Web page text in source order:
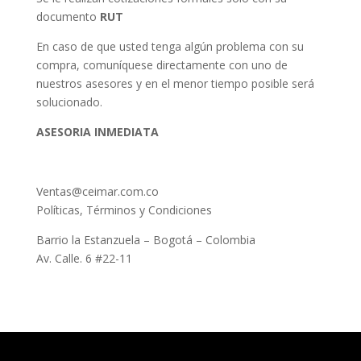
documento RUT
En caso de que usted tenga algún problema con su
compra, comuníquese directamente con uno de
nuestros asesores y en el menor tiempo posible será
solucionado.
ASESORIA INMEDIATA
Ventas@ceimar.com.co
Políticas, Términos y Condiciones
Barrio la Estanzuela – Bogotá – Colombia
Av. Calle. 6 #22-11